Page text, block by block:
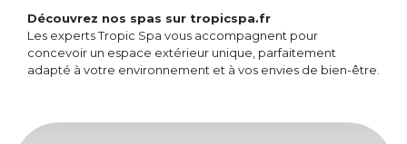
Découvrez nos spas sur tropicspa.fr
Les experts Tropic Spa vous accompagnent pour
concevoir un espace extérieur unique, parfaitement
adapté à votre environnement et à vos envies de bien-être.